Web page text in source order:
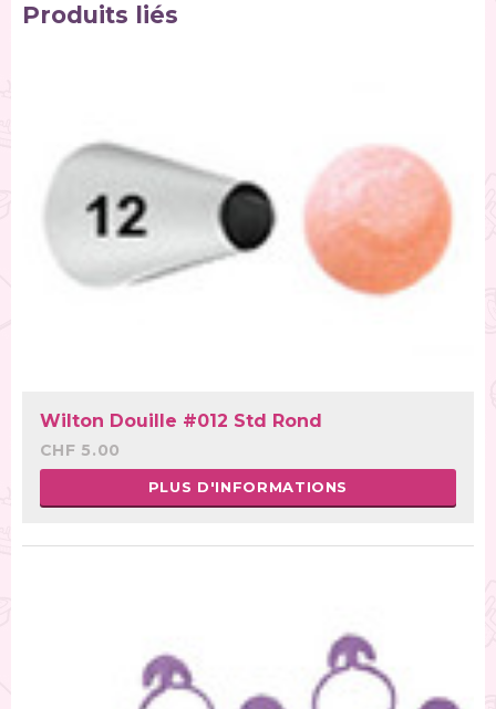
Produits liés
Wilton Douille #012 Std Rond
CHF 5.00
PLUS D'INFORMATIONS